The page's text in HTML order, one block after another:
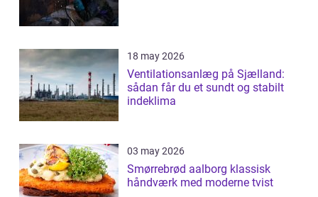
18 may 2026
Ventilationsanlæg på Sjælland:
sådan får du et sundt og stabilt
indeklima
03 may 2026
Smørrebrød aalborg klassisk
håndværk med moderne tvist